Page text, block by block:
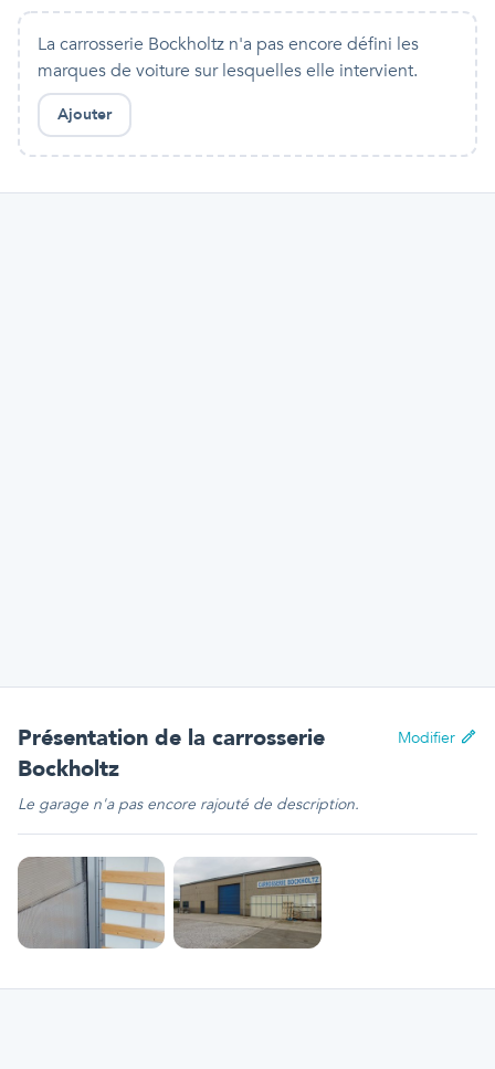
La carrosserie Bockholtz n'a pas encore défini les
marques de voiture sur lesquelles elle intervient.
Ajouter
Présentation de la carrosserie
Bockholtz
Modifier
Le garage n'a pas encore rajouté de description.